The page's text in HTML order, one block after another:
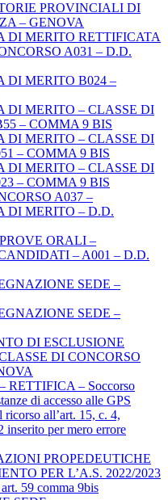
PROVINCIALI DI
– GENOVA
DI MERITO RETTIFICATA
A031 – D.D.
DI MERITO B024 –
DI MERITO – CLASSE DI
– COMMA 9 BIS
DI MERITO – CLASSE DI
– COMMA 9 BIS
DI MERITO – CLASSE DI
– COMMA 9 BIS
A037 –
DI MERITO – D.D.
ORALI –
– A001 – D.D.
SEDE –
SEDE –
DI ESCLUSIONE
DI CONCORSO
RETTIFICA – Soccorso
di accesso alle GPS
ricorso all’art. 15, c. 4,
inserito per mero errore
PROPEDEUTICHE
PER L’A.S. 2022/2023
59 comma 9bis